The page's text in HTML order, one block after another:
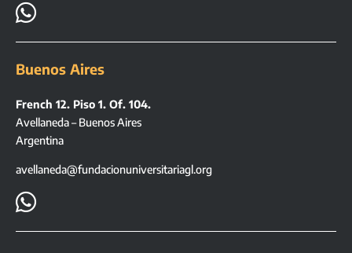

Buenos Aires
French 12. Piso 1. Of. 104.
Avellaneda – Buenos Aires
Argentina
avellaneda@fundacionuniversitariagl.org
